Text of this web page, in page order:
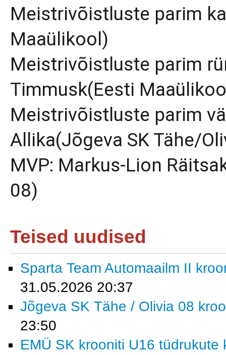
Meistrivõistluste parim
Maaülikool)
Meistrivõistluste parim
Timmusk(Eesti
Meistrivõistluste parim
Allika(Jõgeva SK Tähe/
MVP: Markus-Lion
08)
Teised uudised
Sparta Team Automaailm II
31.05.2026 20:37
Jõgeva SK Tähe / Olivia 08
23:50
EMÜ SK krooniti U16 tüdrukute